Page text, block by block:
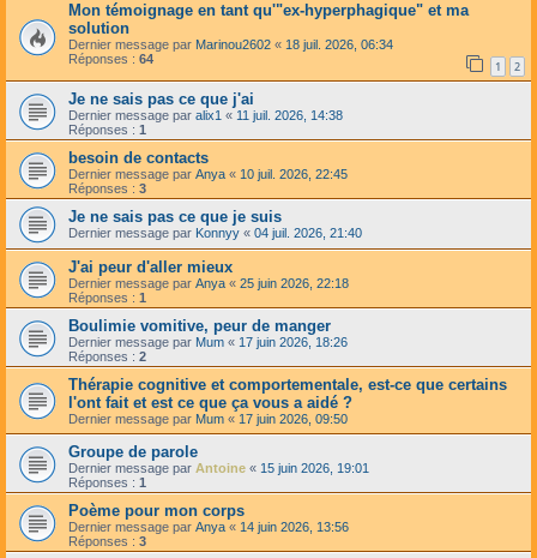
Mon témoignage en tant qu'"ex-hyperphagique" et ma
solution
Dernier message par Marinou2602 « 18 juil. 2026, 06:34
Réponses : 64 1 2
Je ne sais pas ce que j'ai
Dernier message par alix1 « 11 juil. 2026, 14:38
Réponses : 1
besoin de contacts
Dernier message par Anya « 10 juil. 2026, 22:45
Réponses : 3
Je ne sais pas ce que je suis
Dernier message par Konnyy « 04 juil. 2026, 21:40
J'ai peur d'aller mieux
Dernier message par Anya « 25 juin 2026, 22:18
Réponses : 1
Boulimie vomitive, peur de manger
Dernier message par Mum « 17 juin 2026, 18:26
Réponses : 2
Thérapie cognitive et comportementale, est-ce que certains
l'ont fait et est ce que ça vous a aidé ?
Dernier message par Mum « 17 juin 2026, 09:50
Groupe de parole
Dernier message par Antoine « 15 juin 2026, 19:01
Réponses : 1
Poème pour mon corps
Dernier message par Anya « 14 juin 2026, 13:56
Réponses : 3